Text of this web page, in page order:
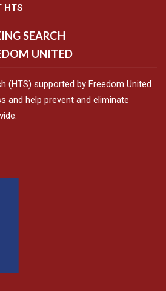
HTS
SEARCH
UNITED
(HTS) supported by Freedom United
and help prevent and eliminate